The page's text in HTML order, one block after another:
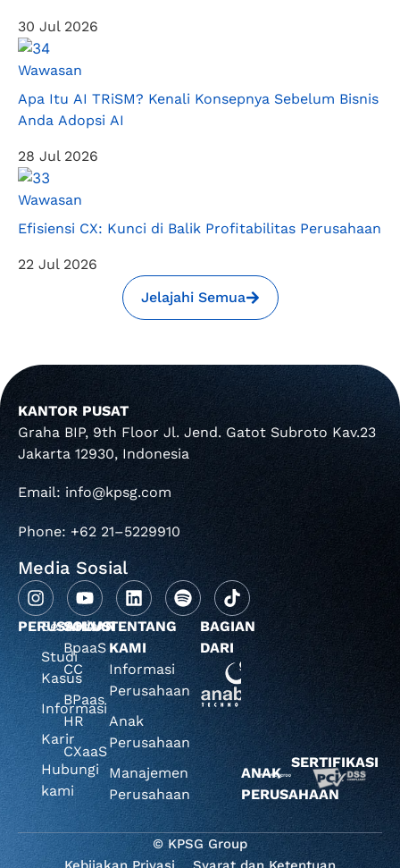
Jelajahi Semua
30 Jul 2026
Wawasan
Apa Itu AI TRiSM? Kenali Konsepnya Sebelum Bisnis
Anda Adopsi AI
28 Jul 2026
Wawasan
Efisiensi CX: Kunci di Balik Profitabilitas Perusahaan
22 Jul 2026
KANTOR PUSAT
Graha BIP, 9th Floor Jl. Jend. Gatot Subroto Kav.23
Jakarta 12930, Indonesia
Email: info@kpsg.com
Phone: +62 21–5229910
Media Sosial
PERUSAHAAN
Beranda
Studi
Kasus
Informasi
Karir
Hubungi
kami
TENTANG
KAMI
Informasi
Perusahaan
Anak
Perusahaan
Manajemen
Perusahaan
SOLUSI
BpaaS
CC
BPaas
HR
CXaaS
BAGIAN
DARI
ANAK
PERUSAHAAN
SERTIFIKASI
© KPSG Group